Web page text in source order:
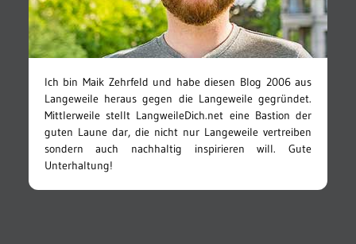
Ich bin Maik Zehrfeld und habe diesen Blog 2006 aus
Langeweile heraus gegen die Langeweile gegründet.
Mittlerweile stellt LangweileDich.net eine Bastion der
guten Laune dar, die nicht nur Langeweile vertreiben
sondern auch nachhaltig inspirieren will. Gute
Unterhaltung!